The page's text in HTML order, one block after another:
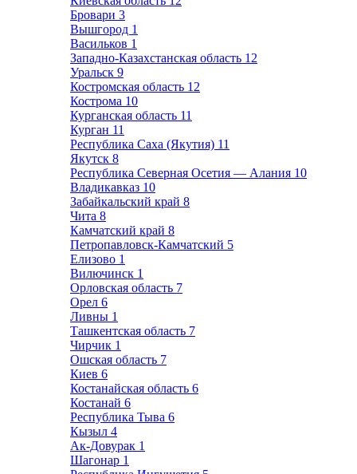
Бровари 3
Вышгород 1
Васильков 1
Западно-Казахстанская область 12
Уральск 9
Костромская область 12
Кострома 10
Курганская область 11
Курган 11
Республика Саха (Якутия) 11
Якутск 8
Республика Северная Осетия — Алания 10
Владикавказ 10
Забайкальский край 8
Чита 8
Камчатский край 8
Петропавловск-Камчатский 5
Елизово 1
Вилючинск 1
Орловская область 7
Орел 6
Ливны 1
Ташкентская область 7
Чирчик 1
Ошская область 7
Киев 6
Костанайская область 6
Костанай 6
Республика Тыва 6
Кызыл 4
Ак-Довурак 1
Шагонар 1